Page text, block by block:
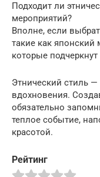
Подходит ли
мероприятий?
Вполне, если
такие как
которые
Этнический стиль
вдохновения.
обязательно
теплое событие,
красотой.
Рейтинг